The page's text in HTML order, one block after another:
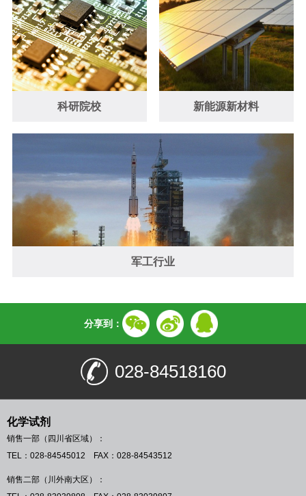
科研院校 新能源新材料
军工行业
分享到：
028-84518160
化学试剂
销售一部（四川省区域）：
TEL：028-84545012 FAX：028-84543512
销售二部（川外南大区）：